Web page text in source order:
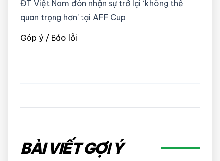
ĐT Việt Nam đón nhận sự trở lại ‘không thể
quan trọng hơn’ tại AFF Cup
Góp ý / Báo lỗi
BÀI VIẾT GỢI Ý